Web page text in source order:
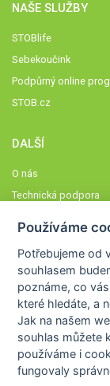
NAŠE SLUŽBY
STOBlife
Sebekoučink
Podpůrný online
STOB.cz
DALŠÍ
O nás
Technická podpora
Členové STOBklubu
Zásady nakládání s
Otestujte se
Spočítejte si
Výzva 52
Používáme
Potřebujeme od
souhlasem
poznáme,co
které hledáte, a
Jak na našem
souhlas můžete
používáme i
fungovaly